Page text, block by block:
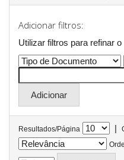
Adicionar filtros:
Utilizar filtros para refinar
Resultados/Página |